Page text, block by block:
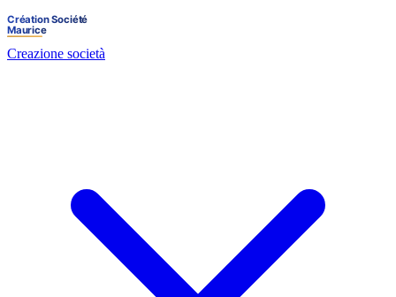
Creazione società